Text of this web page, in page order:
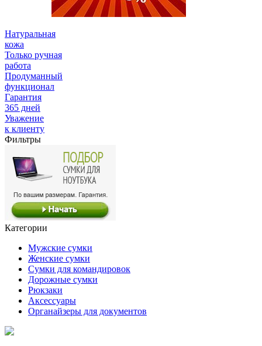
Натуральная
кожа
Только ручная
работа
Продуманный
функционал
Гарантия
365 дней
Уважение
к клиенту
Фильтры
Категории
Мужские сумки
Женские сумки
Сумки для командировок
Дорожные сумки
Рюкзаки
Аксессуары
Органайзеры для документов